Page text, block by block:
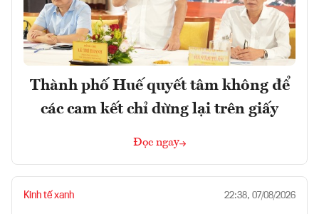
Thành phố Huế quyết tâm không để
các cam kết chỉ dừng lại trên giấy
Đọc ngay
Kinh tế xanh 22:38, 07/08/2026